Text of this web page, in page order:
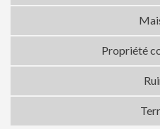
Propriété